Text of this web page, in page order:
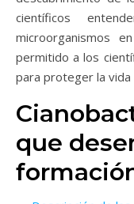
científicos
microorganismos
permitido a los
para proteger la vida
que